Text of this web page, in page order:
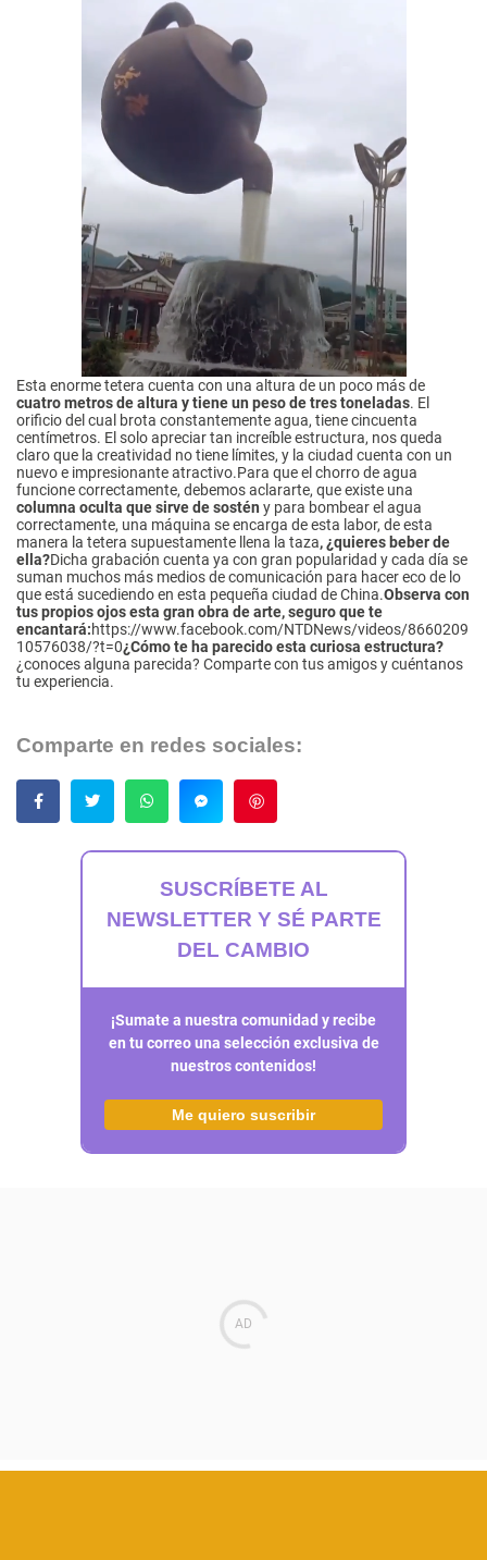
Esta enorme tetera cuenta con una altura de un poco más de
cuatro metros de altura y tiene un peso de tres toneladas. El
orificio del cual brota constantemente agua, tiene cincuenta
centímetros. El solo apreciar tan increíble estructura, nos queda
claro que la creatividad no tiene límites, y la ciudad cuenta con un
nuevo e impresionante atractivo.Para que el chorro de agua
funcione correctamente, debemos aclararte, que existe una
columna oculta que sirve de sostén y para bombear el agua
correctamente, una máquina se encarga de esta labor, de esta
manera la tetera supuestamente llena la taza, ¿quieres beber de
ella?Dicha grabación cuenta ya con gran popularidad y cada día se
suman muchos más medios de comunicación para hacer eco de lo
que está sucediendo en esta pequeña ciudad de China.Observa con
tus propios ojos esta gran obra de arte, seguro que te
encantará:https://www.facebook.com/NTDNews/videos/8660209
10576038/?t=0¿Cómo te ha parecido esta curiosa estructura?
¿conoces alguna parecida? Comparte con tus amigos y cuéntanos
tu experiencia.
Comparte en redes sociales:
SUSCRÍBETE AL
NEWSLETTER Y SÉ PARTE
DEL CAMBIO
¡Sumate a nuestra comunidad y recibe
en tu correo una selección exclusiva de
nuestros contenidos!
Me quiero suscribir